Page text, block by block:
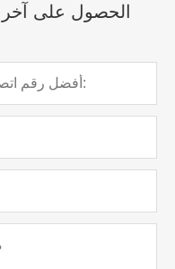
الحصول على